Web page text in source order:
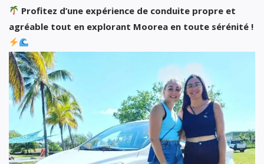
Profitez d’une expérience de conduite propre et
agréable tout en explorant Moorea en toute sérénité !